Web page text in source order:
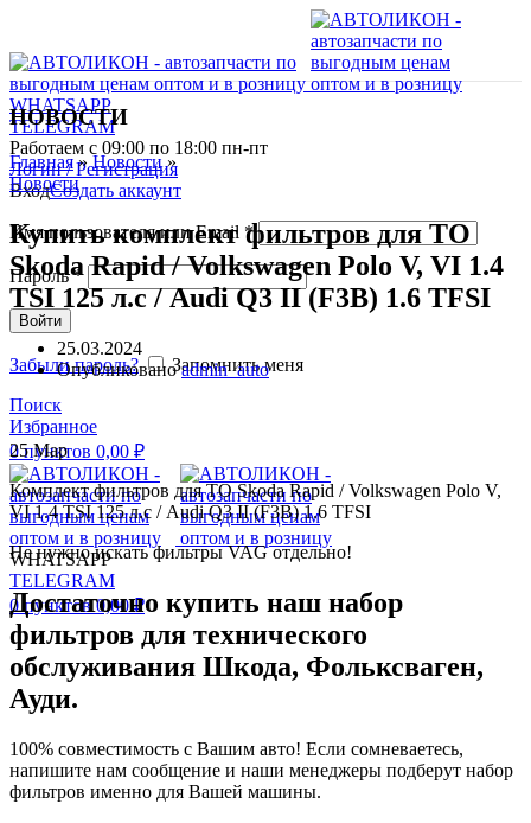
WHATSAPP
TELEGRAM
Работаем с 09:00 по 18:00 пн-пт
Логин / Регистрация
ВходСоздать аккаунт
Имя пользователя или Email *
Пароль*
Войти
Забыли пароль?
Запомнить меня
Поиск
Избранное
0пунктов 0,00 ₽
WHATSAPP
TELEGRAM
0пунктов 0,00₽
НОВОСТИ
Главная»Новости»
Новости
Купить комплект фильтров для ТО
Skoda Rapid / Volkswagen Polo V, VI 1.4
TSI 125 л.с / Audi Q3 II (F3B) 1.6 TFSI
25.03.2024
Опубликованоadmin_auto
25Мар
Комплект фильтров для ТО Skoda Rapid / Volkswagen Polo V,
VI 1.4 TSI 125 л.с / Audi Q3 II (F3B) 1.6 TFSI
Не нужно искать фильтры VAG отдельно!
Достаточно купить наш набор
фильтров для технического
обслуживания Шкода, Фольксваген,
Ауди.
100% совместимость с Вашим авто! Если сомневаетесь,
напишите нам сообщение и наши менеджеры подберут набор
фильтров именно для Вашей машины.